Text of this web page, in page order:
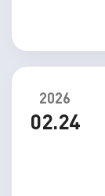
2026
02.24